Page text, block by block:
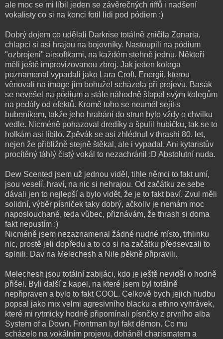
ale moc se mi líbil jeden se závěrečných riffů i nadšení
vokalisty co si na konci fotil lidi pod pódiem :)
Dobrý dojem co udělali Darkrise totálně zničila Zonaria,
chlapci si asi hrajou na bojovníky. Nastoupili na pódium
"ozbrojeni" airsoftkami, na každém stehně jednu. Někteří
měli ještě improvizovanou zbroj. Jak jeden kolega
poznamenal vypadali jako Lara Croft. Energii, kterou
věnovali na image jim bohužel scházela při projevu. Basák
se nevešel na pódium a stále náhodně šlapal svým kolegům
na pedály od efektů. Kromě toho se neuměl sejít s
bubeníkem, takže jeho hrabání do strun bylo vždy o chvilku
vedle. Nicméně pohazoval dredíky a špulil hubičku, tak se to
holkám asi líbilo. Zpěvák se asi zhlédnul v thrashi 80. let,
nejen že přibližně stejně štěkal, ale i vypadal. Ani kytaristův
procítěný táhlý čistý vokál to nezachránil :D Abstolutní nuda.
Dew Scented jsem už jednou viděl, tihle němci to fakt umí,
jsou veselí, hraví, na nic si nehrajou. Od začátku ze sebe
dávali jen to nejlepší a bylo vidět, že je to fakt baví. Zvul měli
solidní, výběr písniček taky dobrý, ačkoliv je nemám moc
naposlouchané, teda vůbec, přiznávám, že thrash si doma
fakt nepustím :)
Nicméně jsem nezaznamenal žádné nudné místo, trhlinku
nic, prostě jeli dopředu a to co si na začátku předsevzali to
splnili. Dav na Melechesh a Nile pěkně připravili.
Melechesh jsou totální zabijáci, kdo je ještě neviděl o hodně
přišel. Byli další z kapel, na které jsem byl totálně
nepřipraven a bylo to fakt COOL. Celkově bych jejich hudbu
popsal jako mix velmi agresivního blacku a ethno vyhrávek,
které mi rytmicky hodně připomínali písnčky z prvního alba
System of a Down. Frontman byl fakt démon. Co mu
scházelo na vokálním projevu, doháněl charismatem a